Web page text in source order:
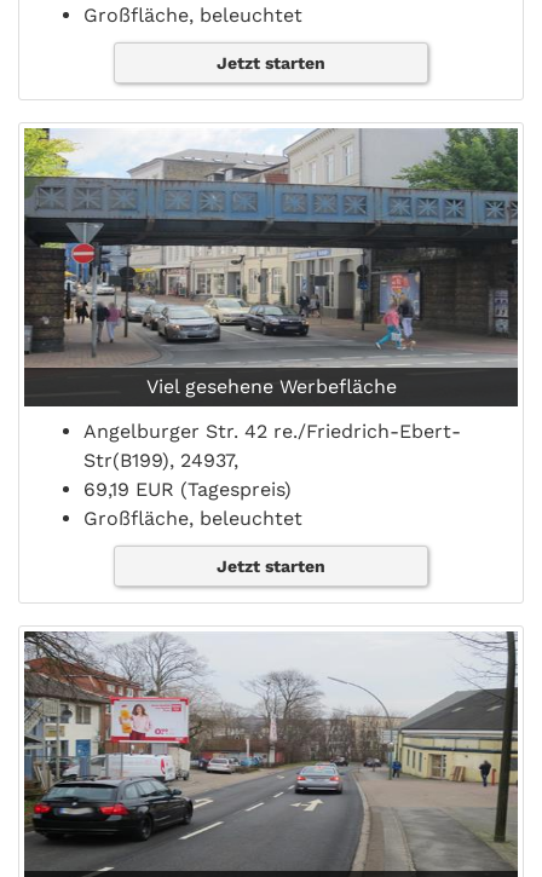
Großfläche, beleuchtet
Jetzt starten
Viel gesehene Werbefläche
Angelburger Str. 42 re./Friedrich-Ebert-
Str(B199), 24937,
69,19 EUR (Tagespreis)
Großfläche, beleuchtet
Jetzt starten